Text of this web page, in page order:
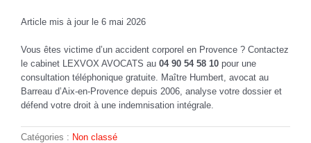
Article mis à jour le 6 mai 2026
Vous êtes victime d’un accident corporel en Provence ? Contactez
le cabinet LEXVOX AVOCATS au 04 90 54 58 10 pour une
consultation téléphonique gratuite. Maître Humbert, avocat au
Barreau d’Aix-en-Provence depuis 2006, analyse votre dossier et
défend votre droit à une indemnisation intégrale.
Catégories : Non classé